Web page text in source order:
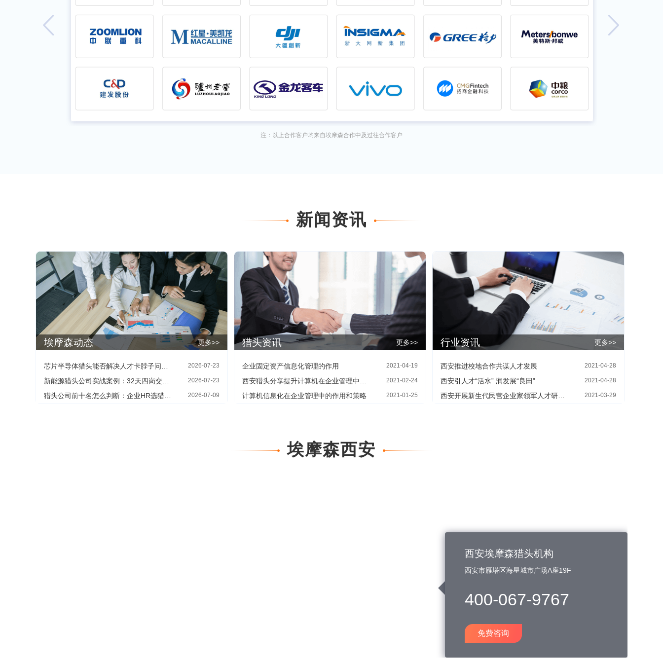
注：以上合作客户均来自埃摩森合作中及过往合作客户
新闻资讯
埃摩森动态 更多>>
2026-07-23
2026-07-23
2026-07-09
猎头资讯 更多>>
企业固定资产信息化管理的作用 2021-04-19
2021-02-24
计算机信息化在企业管理中的作用和策略 2021-01-25
行业资讯 更多>>
西安推进校地合作共谋人才发展 2021-04-28
西安引人才“活水” 润发展“良田” 2021-04-28
2021-03-29
埃摩森西安
西安埃摩森猎头机构
西安市雁塔区海星城市广场A座19F
400-067-9767
免费咨询